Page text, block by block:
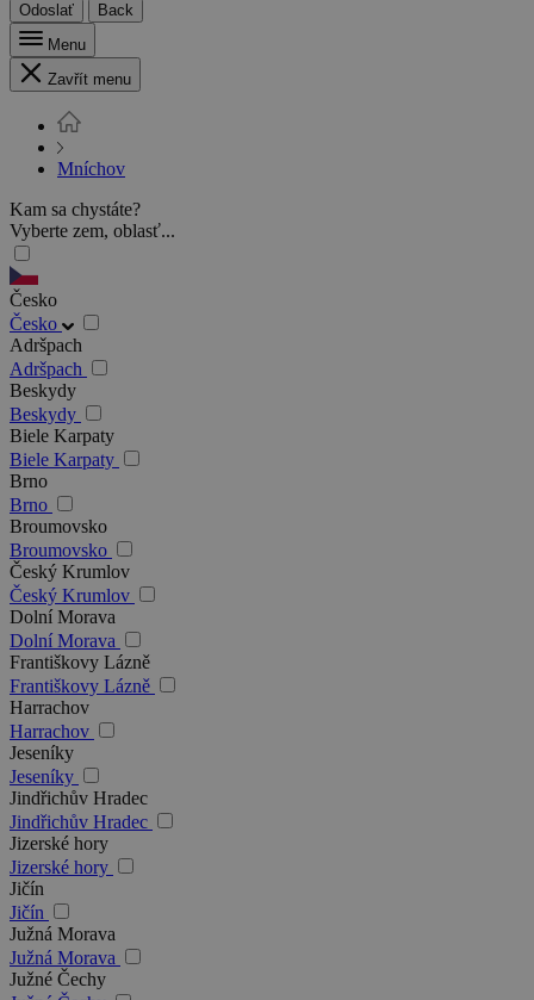
Odoslať
Back
Menu
Zavřít menu
Mníchov
Kam sa chystáte?
Vyberte zem, oblasť...
Česko
Česko
Adršpach
Adršpach
Beskydy
Beskydy
Biele Karpaty
Biele Karpaty
Brno
Brno
Broumovsko
Broumovsko
Český Krumlov
Český Krumlov
Dolní Morava
Dolní Morava
Františkovy Lázně
Františkovy Lázně
Harrachov
Harrachov
Jeseníky
Jeseníky
Jindřichův Hradec
Jindřichův Hradec
Jizerské hory
Jizerské hory
Jičín
Jičín
Južná Morava
Južná Morava
Južné Čechy